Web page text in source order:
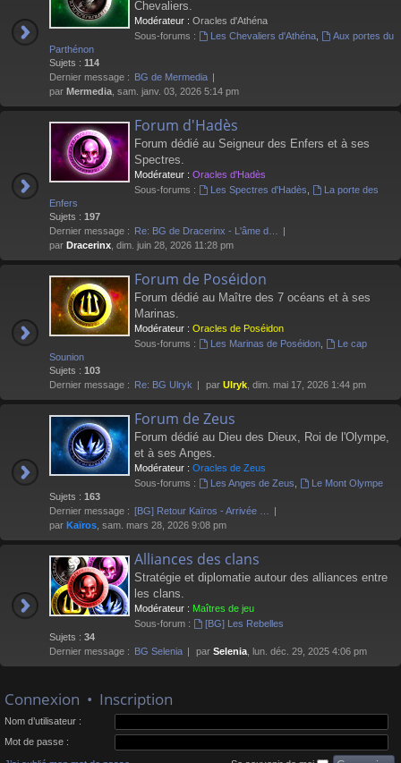
Chevaliers.
Modérateur : Oracles d'Athéna
Sous-forums :
Les Chevaliers d'Athéna,
Aux portes du
Parthénon
Sujets : 114
Dernier message : BG de Mermedia
par Mermedia , sam. janv. 03, 2026 5:14 pm
Forum d'Hadès
Forum dédié au Seigneur des Enfers et à ses
Spectres.
Modérateur : Oracles d'Hadès
Sous-forums :
Les Spectres d'Hadès
La porte des
Enfers
Sujets : 197
Dernier message : Re: BG de Dracerinx - L'âme d…
par Dracerinx , dim. juin 28, 2026 11:28 pm
Forum de Poséidon
Forum dédié au Maître des 7 océans et à ses
Marinas.
Modérateur : Oracles de Poséidon
Sous-forums :
Les Marinas de Poséidon,
Le cap
Sounion
Sujets : 103
Dernier message : Re: BG Ulryk par Ulryk , dim. mai 17, 2026 1:44 pm
Forum de Zeus
Forum dédié au Dieu des Dieux, Roi de l'Olympe,
et à ses Anges.
Modérateur : Oracles de Zeus
Sous-forums :
Les Anges de Zeus
Le Mont Olympe
Sujets : 163
Dernier message : [BG] Retour Kaïros - Arrivée …
par Kaïros , sam. mars 28, 2026 9:08 pm
Alliances des clans
Stratégie et diplomatie autour des alliances entre
les clans.
Modérateur : Maîtres de jeu
Sous-forum :
[BG] Les Rebelles
Sujets : 34
Dernier message : BG Selenia par Selenia , lun. déc. 29, 2025 4:06 pm
Connexion • Inscription
Nom d’utilisateur :
Mot de passe :